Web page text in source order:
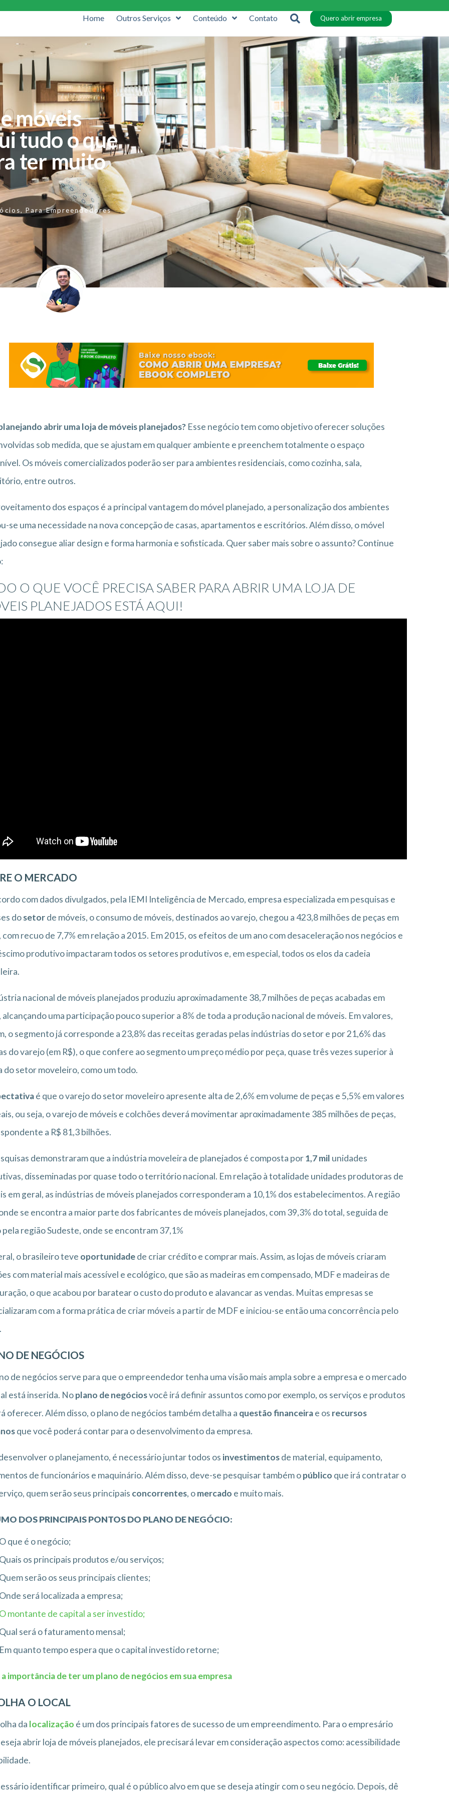
Home Outros Serviços Conteúdo Contato Quero abrir empresa
móveis
tudo o que
ter muito
,Para Empreendedores
abrir uma loja de móveis planejados?Esse negócio tem como objetivo oferecer soluções
sob medida, que se ajustam em qualquer ambiente e preenchem totalmente o espaço
Os móveis comercializados poderão ser para ambientes residenciais, como cozinha, sala,
entre outros.
dos espaços é a principal vantagem do móvel planejado, a personalização dos ambientes
se uma necessidade na nova concepção de casas, apartamentos e escritórios. Além disso, o móvel
consegue aliar design e forma harmonia e sofisticada. Quer saber mais sobre o assunto? Continue
O QUE VOCÊ PRECISA SABER PARA ABRIR UMA LOJA DE
PLANEJADOS ESTÁ AQUI!
O MERCADO
com dados divulgados, pela IEMI Inteligência de Mercado, empresa especializada em pesquisas e
dosetorde móveis, o consumo de móveis, destinados ao varejo, chegou a 423,8 milhões de peças em
com recuo de 7,7% em relação a 2015. Em 2015, os efeitos de um ano com desaceleração nos negócios e
produtivo impactaram todos os setores produtivos e, em especial, todos os elos da cadeia
nacional de móveis planejados produziu aproximadamente 38,7 milhões de peças acabadas em
alcançando uma participação pouco superior a 8% de toda a produção nacional de móveis. Em valores,
o segmento já corresponde a 23,8% das receitas geradas pelas indústrias do setor e por 21,6% das
do varejo (em R$), o que confere ao segmento um preço médio por peça, quase três vezes superior à
do setor moveleiro, como um todo.
é que o varejo do setor moveleiro apresente alta de 2,6% em volume de peças e 5,5% em valores
ou seja, o varejo de móveis e colchões deverá movimentar aproximadamente 385 milhões de peças,
a R$ 81,3 bilhões.
demonstraram que a indústria moveleira de planejados é composta por1,7 mil unidades
disseminadas por quase todo o território nacional. Em relação à totalidade unidades produtoras de
em geral, as indústrias de móveis planejados corresponderam a 10,1% dos estabelecimentos. A região
se encontra a maior parte dos fabricantes de móveis planejados, com 39,3% do total, seguida de
região Sudeste, onde se encontram 37,1%
o brasileiro teve oportunidadede criar crédito e comprar mais. Assim, as lojas de móveis criaram
com material mais acessível e ecológico, que são as madeiras em compensado, MDF e madeiras de
o que acabou por baratear o custo do produto e alavancar as vendas. Muitas empresas se
com a forma prática de criar móveis a partir de MDF e iniciou-se então uma concorrência pelo
DE NEGÓCIOS
de negócios serve para que o empreendedor tenha uma visão mais ampla sobre a empresa e o mercado
está inserida. Noplano de negóciosvocê irá definir assuntos como por exemplo, os serviços e produtos
oferecer. Além disso, o plano de negócios também detalha a questão financeirae os recursos
que você poderá contar para o desenvolvimento da empresa.
o planejamento, é necessário juntar todos os investimentosde material, equipamento,
de funcionários e maquinário. Além disso, deve-se pesquisar também opúblico que irá contratar o
quem serão seus principais concorrentes, omercado e muito mais.
DOS PRINCIPAIS PONTOS DO PLANO DE NEGÓCIO:
que é o negócio;
os principais produtos e/ou serviços;
serão os seus principais clientes;
será localizada a empresa;
montante de capital a ser investido;
será o faturamento mensal;
quanto tempo espera que o capital investido retorne;
a importância de ter um plano de negócios em sua empresa
O LOCAL
da localização é um dos principais fatores de sucesso de um empreendimento. Para o empresário
abrir loja de móveis planejados, ele precisará levar em consideração aspectos como: acessibilidade
identificar primeiro, qual é o público alvo em que se deseja atingir com o seu negócio. Depois, dê